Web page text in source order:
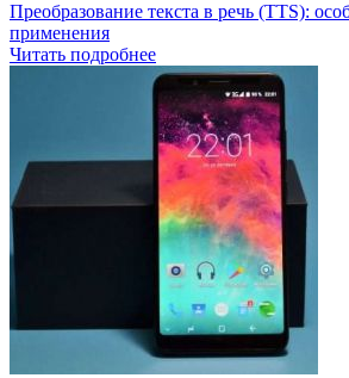
Преобразование текста в речь (TTS):
применения
Читать подробнее